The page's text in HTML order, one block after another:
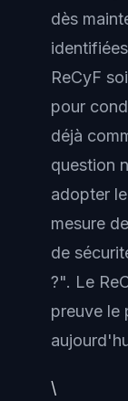
dès
ReCyF
pour
déjà
question
adopter
mesure
de
?". Le
preuve le
\